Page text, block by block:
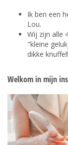
Ik ben een
Lou.
Wij zijn alle
"kleine
dikke knuffel!
Welkom in mijn